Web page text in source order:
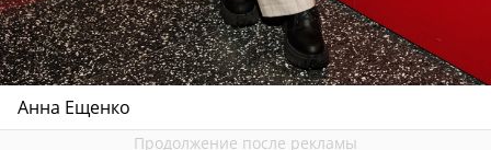
Анна Ещенко